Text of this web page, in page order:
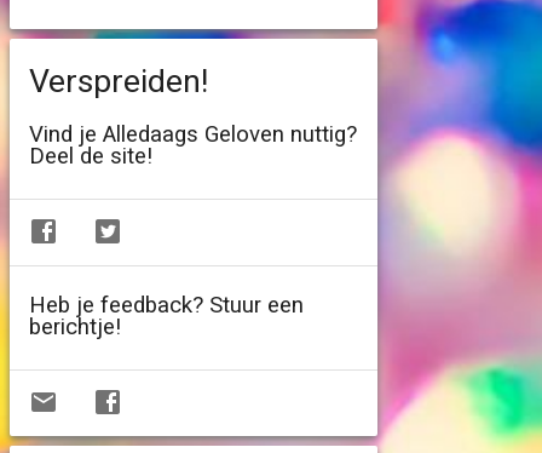
Verspreiden!
Vind je Alledaags Geloven nuttig?
Deel de site!
Heb je feedback? Stuur een
berichtje!